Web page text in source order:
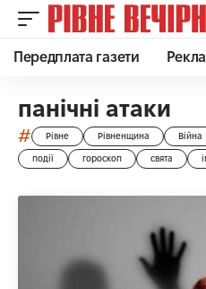
Передплата газети
панічні атаки
# Рівне Рівненщина Війна
події гороскоп свята